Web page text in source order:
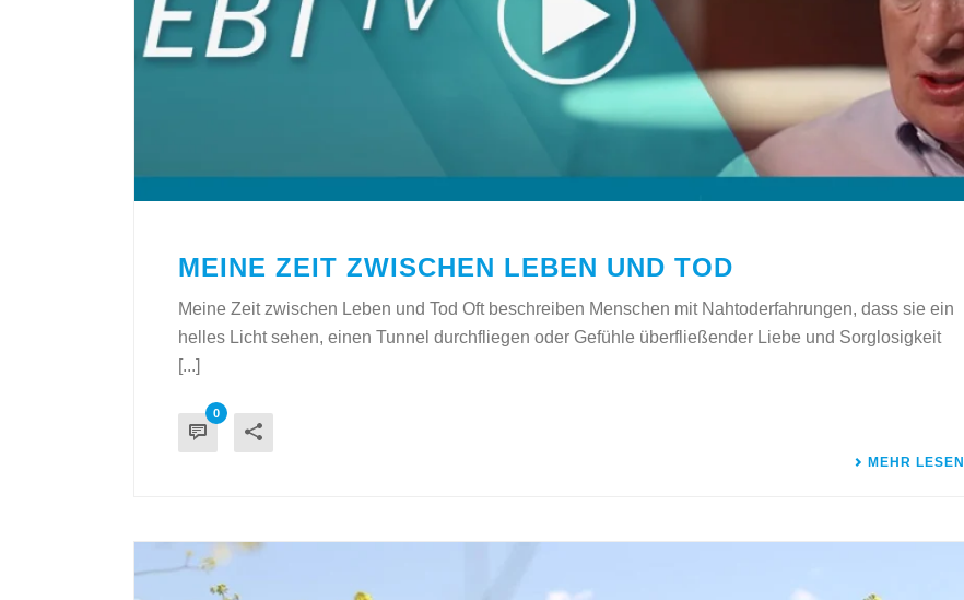
MEINE ZEIT ZWISCHEN LEBEN UND TOD
Meine Zeit zwischen Leben und Tod Oft beschreiben Menschen mit Nahtoderfahrungen, dass sie ein
helles Licht sehen, einen Tunnel durchfliegen oder Gefühle überfließender Liebe und Sorglosigkeit
[...]
0
MEHR LESEN